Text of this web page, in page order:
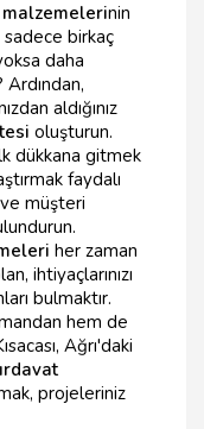
malzemelerinin
birkaç
daha
aldığınız
oluşturun.
dükkana gitmek
faydalı
müşteri
her zaman
ihtiyaçlarınızı
bulmaktır.
hem de
Ağrı'daki
projeleriniz